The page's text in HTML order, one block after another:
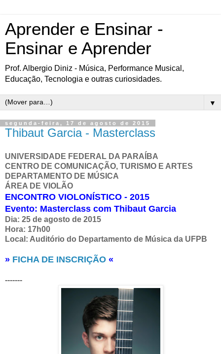
Aprender e Ensinar -
Ensinar e Aprender
Prof. Albergio Diniz - Música, Performance Musical,
Educação, Tecnologia e outras curiosidades.
▼
segunda-feira, 17 de agosto de 2015
Thibaut Garcia - Masterclass
UNIVERSIDADE FEDERAL DA PARAÍBA
CENTRO DE COMUNICAÇÃO, TURISMO E ARTES
DEPARTAMENTO DE MÚSICA
ÁREA DE VIOLÃO
ENCONTRO VIOLONÍSTICO - 2015
Evento: Masterclass com Thibaut Garcia
Dia: 25 de agosto de 2015
Hora: 17h00
Local: Auditório do Departamento de Música da UFPB
» FICHA DE INSCRIÇÃO «
-------